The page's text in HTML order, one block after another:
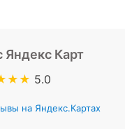
Яндекс Карт
5.0
на Яндекс.Картах